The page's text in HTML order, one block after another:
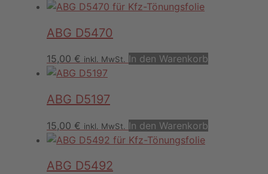
ABG D5470
15,00 € inkl. MwSt. In den Warenkorb
ABG D5197
15,00 € inkl. MwSt. In den Warenkorb
ABG D5492